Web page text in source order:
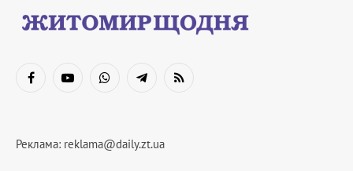
FacebookYouTubeWhatsAppTelegramRSS
Реклама: reklama@daily.zt.ua